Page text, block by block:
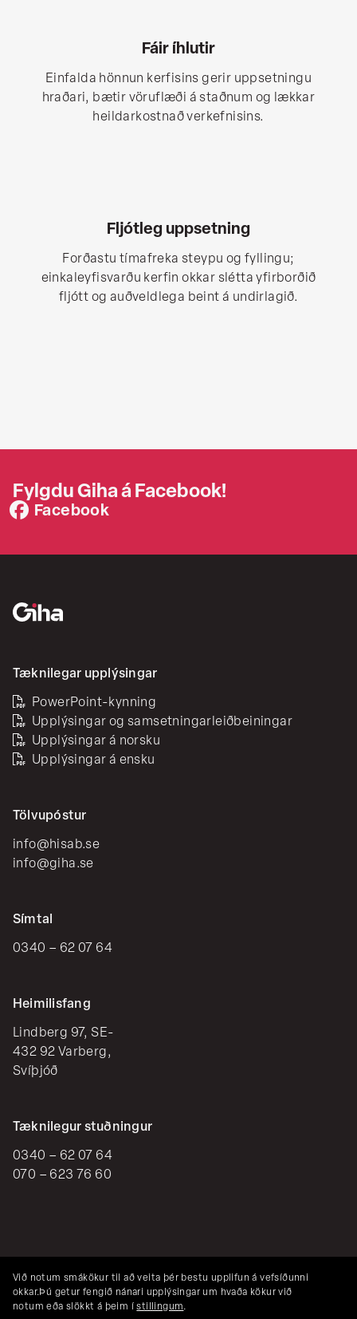
Fáir íhlutir
Einfalda hönnun kerfisins gerir uppsetningu
hraðari, bætir vöruflæði á staðnum og lækkar
heildarkostnað verkefnisins.
Fljótleg uppsetning
Forðastu tímafreka steypu og fyllingu;
einkaleyfisvarðu kerfin okkar slétta yfirborðið
fljótt og auðveldlega beint á undirlagið.
Fylgdu Giha á Facebook!
Facebook
Tæknilegar upplýsingar
PowerPoint-kynning
Upplýsingar og samsetningarleiðbeiningar
Upplýsingar á norsku
Upplýsingar á ensku
Tölvupóstur
info@hisab.se
info@giha.se
Símtal
0340 – 62 07 64
Heimilisfang
Lindberg 97, SE-
432 92 Varberg,
Svíþjóð
Tæknilegur stuðningur
0340 – 62 07 64
070 – 623 76 60
Við notum smákökur til að veita þér bestu upplifun á vefsíðunni
okkar.Þú getur fengið nánari upplýsingar um hvaða kökur við
notum eða slökkt á þeim ístillingum.